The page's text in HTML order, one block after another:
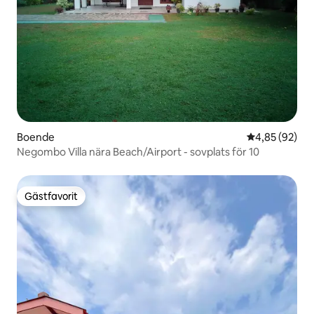
Boende 4,85 av 5 i
4,85 (92)
Negombo Villa nära Beach/Airport - sovplats för 10
Gästfavorit
Gästfavorit